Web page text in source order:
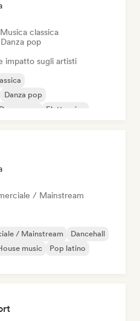
Musica classica
Danza pop
impatto sugli artisti
Danza pop
Dream pop
Elettronica
/ Mainstream
/ Mainstream
Dancehall
music
Pop latino